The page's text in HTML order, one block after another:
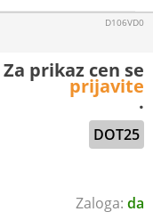
da
DOT25
D106VD0
Za prikaz cen se
prijavite
.